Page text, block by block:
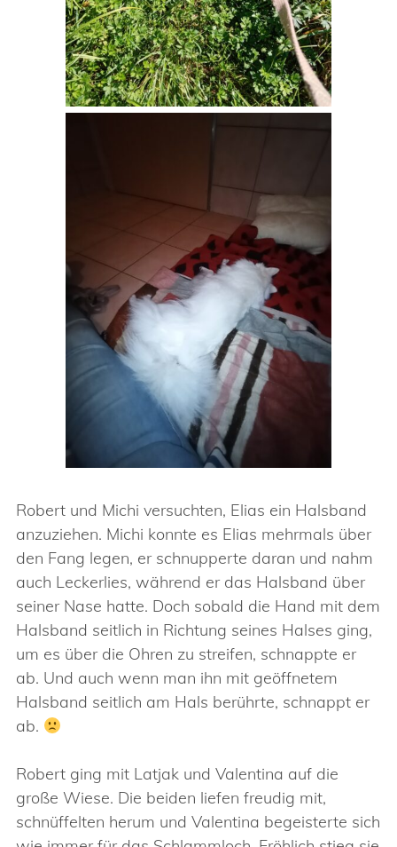
Robert und Michi versuchten, Elias ein Halsband
anzuziehen. Michi konnte es Elias mehrmals über
den Fang legen, er schnupperte daran und nahm
auch Leckerlies, während er das Halsband über
seiner Nase hatte. Doch sobald die Hand mit dem
Halsband seitlich in Richtung seines Halses ging,
um es über die Ohren zu streifen, schnappte er
ab. Und auch wenn man ihn mit geöffnetem
Halsband seitlich am Hals berührte, schnappt er
ab.
Robert ging mit Latjak und Valentina auf die
große Wiese. Die beiden liefen freudig mit,
schnüffelten herum und Valentina begeisterte sich